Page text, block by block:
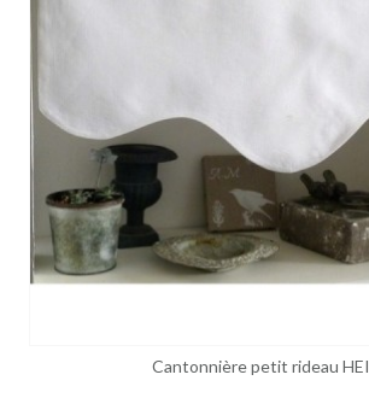
Cantonnière petit rideau